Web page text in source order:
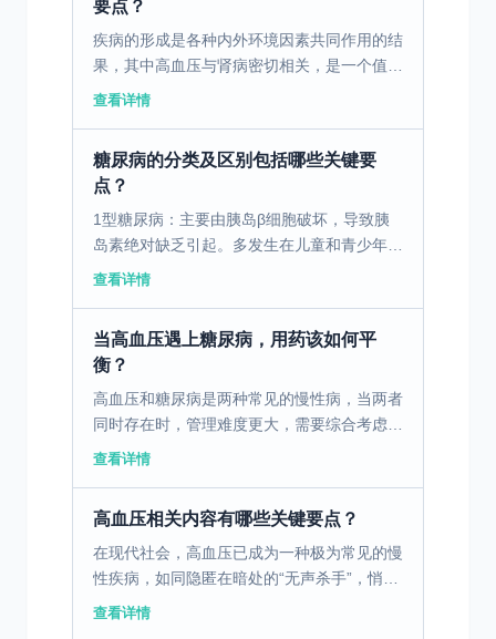
要点？
疾病的形成是各种内外环境因素共同作用的结
果，其中高血压与肾病密切相关，是一个值得
深思和重视的话题。 一、高血压与肾病的关
查看详情
糖尿病的分类及区别包括哪些关键要
点？
1型糖尿病：主要由胰岛β细胞破坏，导致胰
岛素绝对缺乏引起。多发生在儿童和青少年，
也可发生于各个年龄段。其发病较急，症状多
查看详情
当高血压遇上糖尿病，用药该如何平
衡？
高血压和糖尿病是两种常见的慢性病，当两者
同时存在时，管理难度更大，需要综合考虑用
药方案。 一、高血压合并糖尿病的定义和概
查看详情
高血压相关内容有哪些关键要点？
在现代社会，高血压已成为一种极为常见的慢
性疾病，如同隐匿在暗处的“无声杀手”，悄无
声息地威胁着人们的健康。据统计，全球高血
查看详情